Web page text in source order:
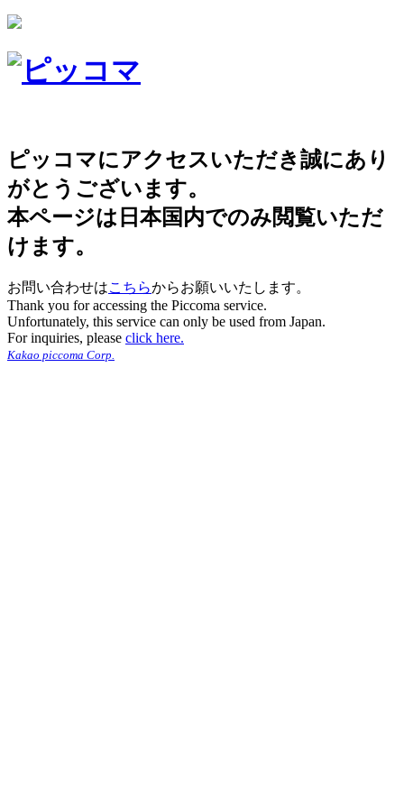
ピッコマにアクセスいただき誠にあり
がとうございます。
本ページは日本国内でのみ閲覧いただ
けます。
お問い合わせはこちらからお願いいたします。
Thank you for accessing the Piccoma service.
Unfortunately, this service can only be used from Japan.
For inquiries, please click here.
Kakao piccoma Corp.